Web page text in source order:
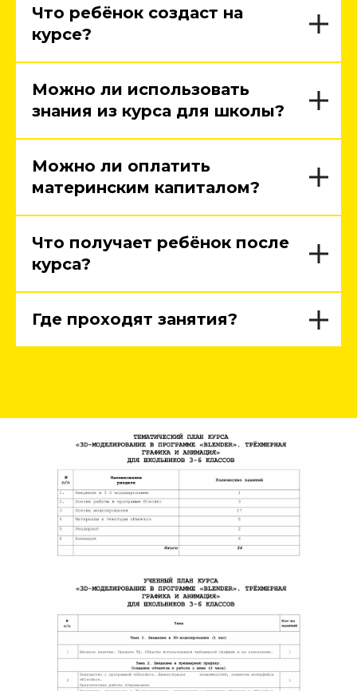
Что ребёнок создаст на
курсе?
Можно ли использовать
знания из курса для школы?
Можно ли оплатить
материнским капиталом?
Что получает ребёнок после
курса?
Где проходят занятия?